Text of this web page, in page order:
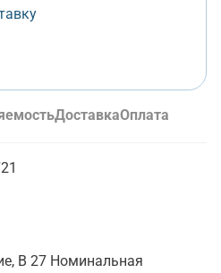
ДоставкаОплата
В 27 Номинальная